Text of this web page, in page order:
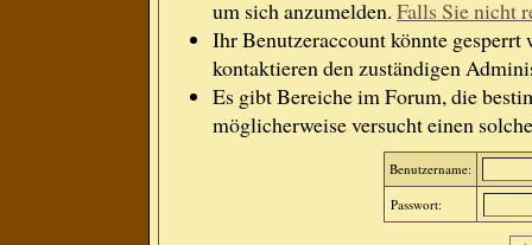
um sich anzumelden. Falls Sie nicht
Ihr Benutzeraccount könnte gesperrt
kontaktieren den zuständigen
Es gibt Bereiche im Forum, die
möglicherweise versucht einen
Benutzername:
Passwort: